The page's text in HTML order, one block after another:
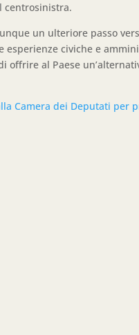
centrosinistra.
un ulteriore passo
civiche e
offrire al Paese
Camera dei Deputati per